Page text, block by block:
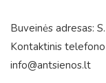
Buveinės adresas:
Kontaktinis
info@antsienos.lt